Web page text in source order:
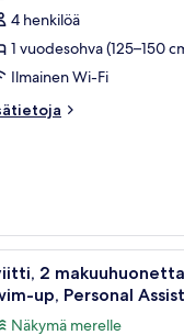
4 henkilöä
1 vuodesohva (125–150
Ilmainen Wi-Fi
ja ruokailualue.
13
2
up, Personal
Näkymä merelle